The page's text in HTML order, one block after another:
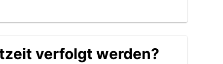
verfolgt werden?